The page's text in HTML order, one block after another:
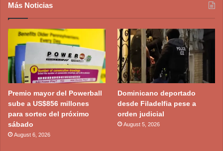
Más Noticias
Premio mayor del Powerball
sube a US$856 millones
para sorteo del próximo
sábado
August 6, 2026
Dominicano deportado
desde Filadelfia pese a
orden judicial
August 5, 2026